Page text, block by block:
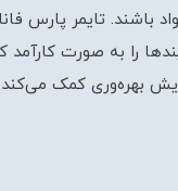
باشند. تایمر پارس
را به صورت کارآمد
بهره‌وری کمک می‌کند.